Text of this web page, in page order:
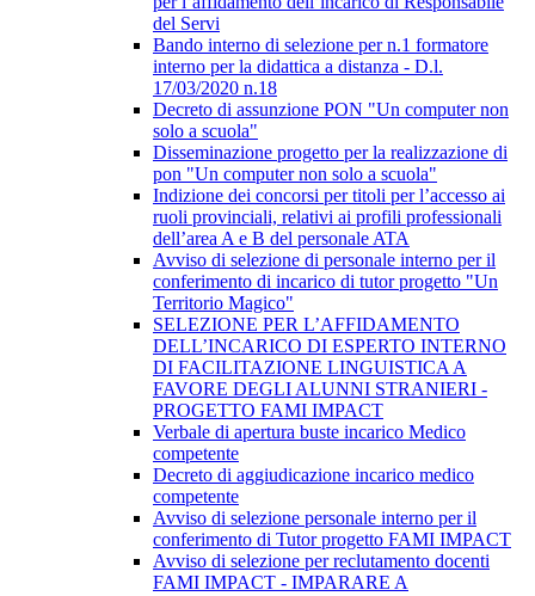
del Servi
Bando interno di selezione per n.1 formatore
interno per la didattica a distanza - D.l.
17/03/2020 n.18
Decreto di assunzione PON "Un computer non
solo a scuola"
Disseminazione progetto per la realizzazione di
pon "Un computer non solo a scuola"
Indizione dei concorsi per titoli per l’accesso ai
ruoli provinciali, relativi ai profili professionali
dell’area A e B del personale ATA
Avviso di selezione di personale interno per il
conferimento di incarico di tutor progetto "Un
Territorio Magico"
SELEZIONE PER L’AFFIDAMENTO
DELL’INCARICO DI ESPERTO INTERNO
DI FACILITAZIONE LINGUISTICA A
FAVORE DEGLI ALUNNI STRANIERI -
PROGETTO FAMI IMPACT
Verbale di apertura buste incarico Medico
competente
Decreto di aggiudicazione incarico medico
competente
Avviso di selezione personale interno per il
conferimento di Tutor progetto FAMI IMPACT
Avviso di selezione per reclutamento docenti
FAMI IMPACT - IMPARARE A